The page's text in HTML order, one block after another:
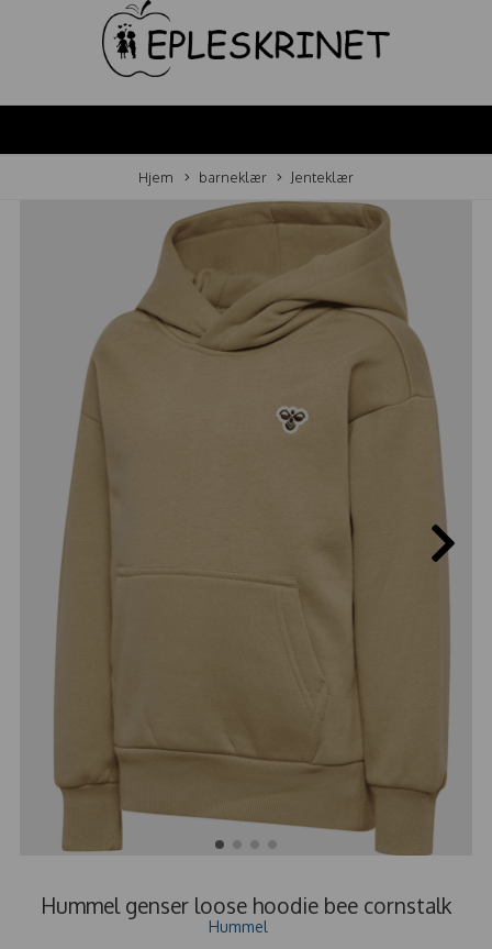
Hjem barneklær Jenteklær
Hummel genser loose hoodie bee cornstalk
Hummel